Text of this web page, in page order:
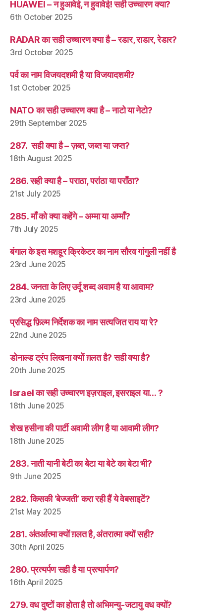
HUAWEI – न हुआवेई, न हुवावेई! सही उच्चारण क्या?
6th October 2025
RADAR का सही उच्चारण क्या है – रडार, राडार, रेडार?
3rd October 2025
पर्व का नाम विजयदशमी है या विजयादशमी?
1st October 2025
NATO का सही उच्चारण क्या है – नाटो या नेटो?
29th September 2025
287. सही क्या है – ज़ब्त, जब्त या जप्त?
18th August 2025
286. सही क्या है – पराठा, परांठा या पराँठा?
21st July 2025
285. माँ को क्या कहेंगे – अम्मा या अम्माँ?
7th July 2025
बंगाल के इस मशहूर क्रिकेटर का नाम सौरव गांगुली नहीं है
23rd June 2025
284. जनता के लिए उर्दू शब्द अवाम है या आवाम?
23rd June 2025
प्रसिद्ध फ़िल्म निर्देशक का नाम सत्यजित राय या रे?
22nd June 2025
डोनाल्ड ट्रंप लिखना क्यों ग़लत है? सही क्या है?
20th June 2025
Israel का सही उच्चारण इज़राइल, इसराइल या… ?
18th June 2025
शेख हसीना की पार्टी अवामी लीग है या आवामी लीग?
18th June 2025
283. नाती यानी बेटी का बेटा या बेटे का बेटा भी?
9th June 2025
282. किसकी ‘बेज्जती’ करा रही हैं ये वेबसाइटें?
21st May 2025
281. अंतर्आत्मा क्यों ग़लत है, अंतरात्मा क्यों सही?
30th April 2025
280. प्रत्यर्पण सही है या प्रत्यार्पण?
16th April 2025
279. वध दुष्टों का होता है तो अभिमन्यु-जटायु वध क्यों?